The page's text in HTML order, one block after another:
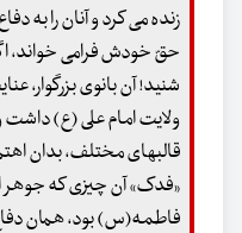
زنده می کرد و آنان را
حقّ خودش فرامی خواند،
شنید! آن بانوی بزرگوار،
ولایت امام علی (ع) داشت
قالبهای مختلف، بدان
«فدک» آن چیزی که جوهر
فاطمه(س) بود، همان